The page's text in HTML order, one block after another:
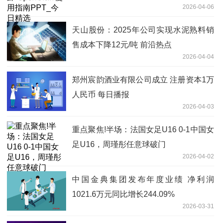
2026-04-06
天山股份：2025年公司实现水泥熟料销
售成本下降12元/吨 前沿热点
2026-04-04
郑州宸韵酒业有限公司成立 注册资本1万
人民币 每日播报
2026-04-03
重点聚焦!半场：法国女足U16 0-1中国女
足U16，周瑾彤任意球破门
2026-04-02
中国金典集团发布年度业绩 净利润
1021.6万元同比增长244.09%
2026-03-31